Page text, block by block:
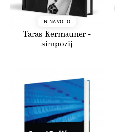
NI NA VOLJO
Taras Kermauner -
simpozij